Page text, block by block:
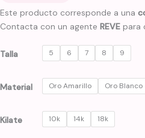
Este producto corresponde a una
Contacta con un agente REVE para
Talla 5 6 7 8 9
Material Oro Amarillo Oro Blanco
Kilate 10k 14k 18k